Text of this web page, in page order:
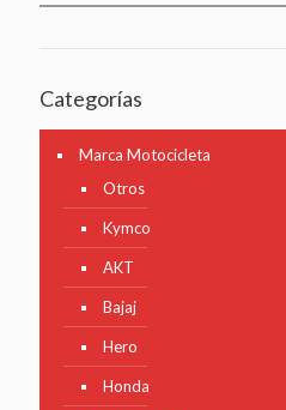
Categorías
Marca Motocicleta
Otros
Kymco
AKT
Bajaj
Hero
Honda